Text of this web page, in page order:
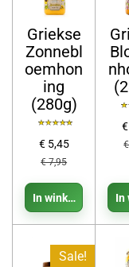
Griekse
Zonnebl
oemhon
ing
(280g)
€ 5,45
€ 7,95
In winkelwagen In
Sale!